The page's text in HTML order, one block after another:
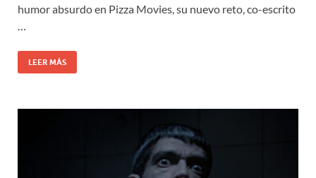
humor absurdo en Pizza Movies, su nuevo reto, co-escrito
…
LEER MÁS